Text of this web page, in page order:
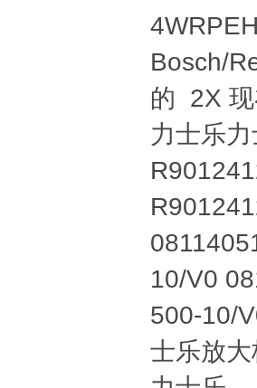
Bosch/
的 2X
力士乐
10/V0
500-10/
士乐放